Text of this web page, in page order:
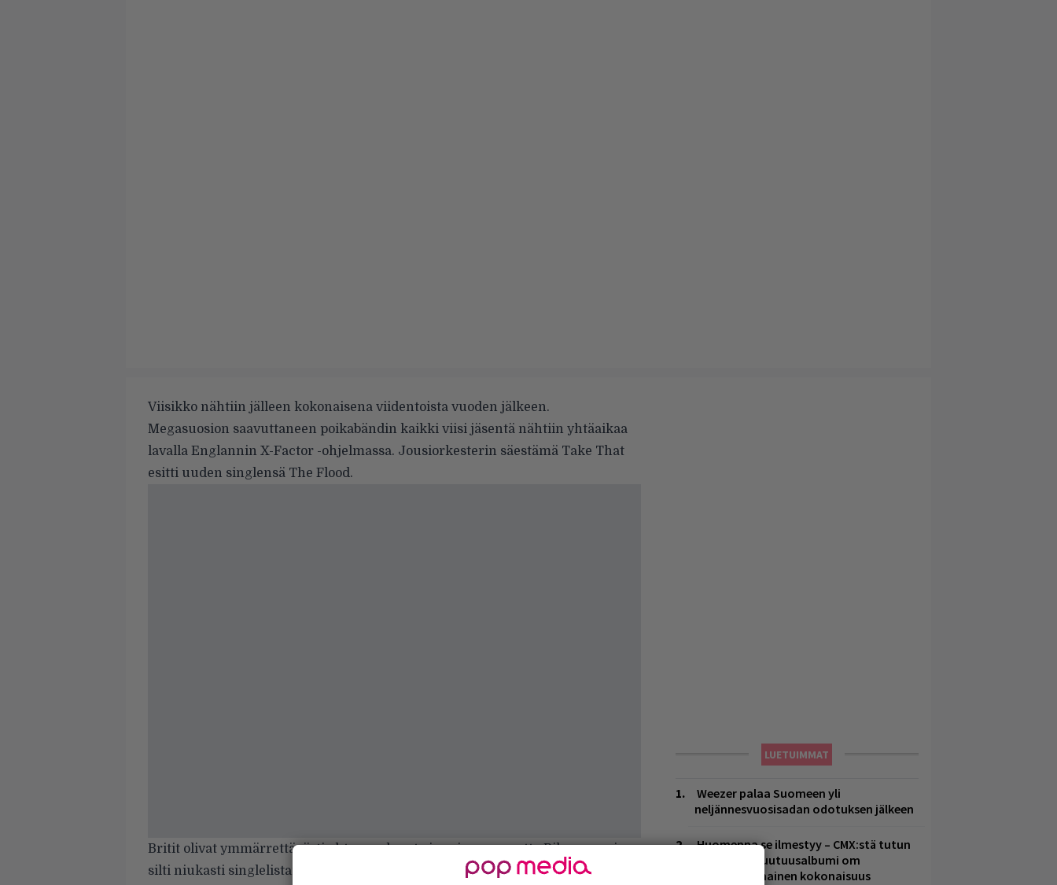
Viisikko nähtiin jälleen kokonaisena viidentoista vuoden jälkeen.
Megasuosion saavuttaneen poikabändin kaikki viisi jäsentä nähtiin yhtäaikaa
lavalla Englannin X-Factor -ohjelmassa. Jousiorkesterin säestämä Take That
esitti uuden singlensä The Flood.
Britit olivat ymmärrettävästi yhteenpaluusta innoissaan, mutta Rihanna vei
silti niukasti singlelistan ykköspaikan ohi miesviisikon.
LUETUIMMAT
Weezer palaa Suomeen yli
neljännesvuosisadan odotuksen jälkeen
Huomenna se ilmestyy – CMX:stä tutun
A.W. Yrjänän uutuusalbumi om
mammuttimainen kokonaisuus